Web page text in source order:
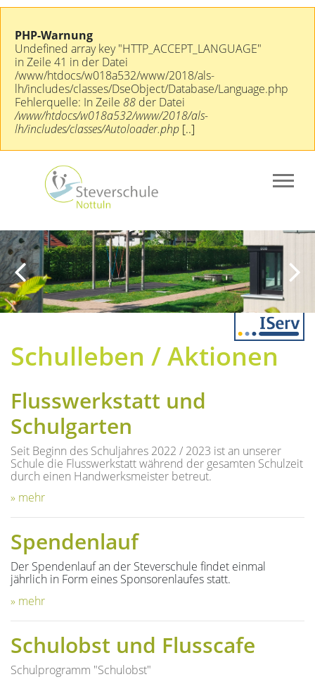
PHP-Warnung
Undefined array key "HTTP_ACCEPT_LANGUAGE"
in Zeile 41 in der Datei
/www/htdocs/w018a532/www/2018/als-
lh/includes/classes/DseObject/Database/Language.php
Fehlerquelle: In Zeile 88 der Datei
/www/htdocs/w018a532/www/2018/als-
lh/includes/classes/Autoloader.php [..]
Schulleben / Aktionen
Flusswerkstatt und
Schulgarten
Seit Beginn des Schuljahres 2022 / 2023 ist an unserer
Schule die Flusswerkstatt während der gesamten Schulzeit
durch einen Handwerksmeister betreut.
» mehr
Spendenlauf
Der Spendenlauf an der Steverschule findet einmal
jährlich in Form eines Sponsorenlaufes statt.
» mehr
Schulobst und Flusscafe
Schulprogramm "Schulobst"